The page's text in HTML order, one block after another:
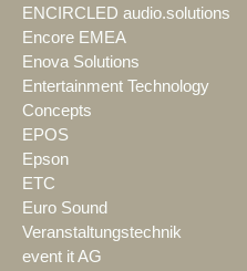
ENCIRCLED audio.solutions
Encore EMEA
Enova Solutions
Entertainment Technology
Concepts
EPOS
Epson
ETC
Euro Sound
Veranstaltungstechnik
event it AG